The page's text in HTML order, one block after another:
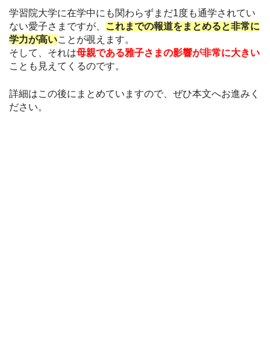
学習院大学に在学中にも関わらずまだ1度も通学されてい
ない愛子さまですが、
これまでの報道をまとめると非常に
学力が高いことが覗えます。
そして、それは母親である雅子さまの影響が非常に大きい
ことも見えてくるのです。
詳細はこの後にまとめていますので、ぜひ本文へお進みく
ださい。